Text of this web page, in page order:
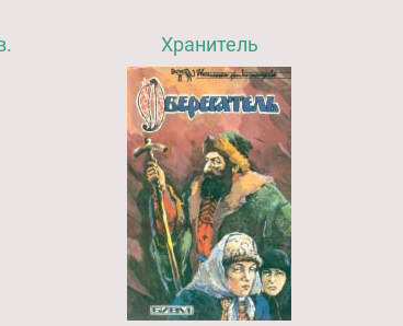
Хранитель